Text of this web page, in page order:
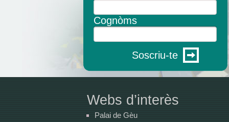
Cognòms
Soscriu-te
Webs d’interès
Palai de Gèu